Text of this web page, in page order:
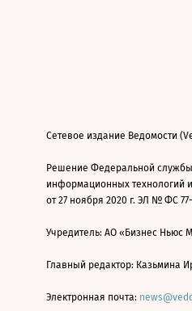
Сетевое издание Ведомости
Решение Федеральной
информационных технологий
от 27 ноября 2020 г. ЭЛ № ФС 77-
Учредитель: АО «Бизнес Ньюс
Главный редактор: Казьмина
Электронная почта: